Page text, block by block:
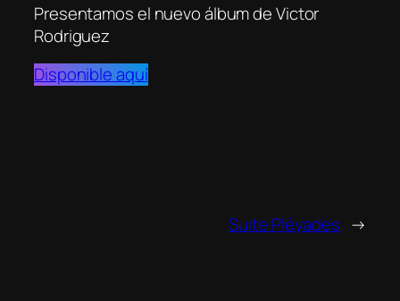
Presentamos el nuevo álbum de Victor
Rodriguez
Disponible aquí
Suite Pléyades →